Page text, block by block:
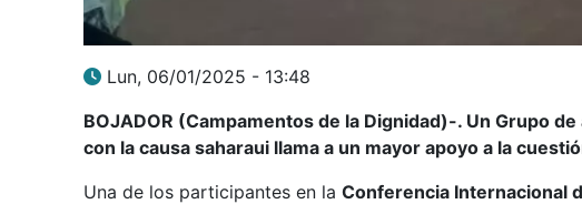
Lun, 06/01/2025 - 13:48
BOJADOR (Campamentos de la Dignidad)-. Un Grupo
con la causa saharaui llama a un mayor apoyo a la
Una de los participantes en la Conferencia Internacional